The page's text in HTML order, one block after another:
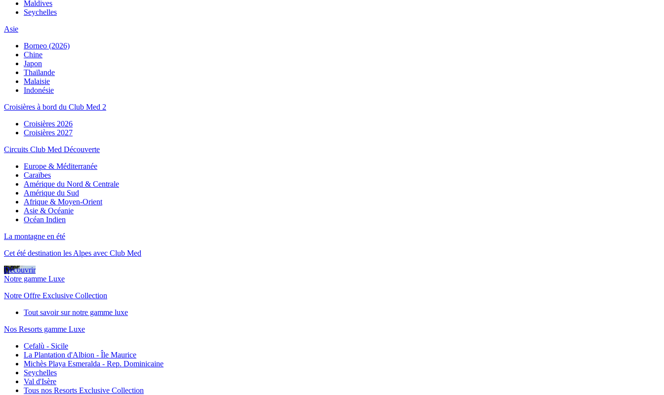
Maldives
Seychelles
Asie
Borneo (2026)
Chine
Japon
Thaïlande
Malaisie
Indonésie
Croisières à bord du Club Med 2
Croisières 2026
Croisières 2027
Circuits Club Med Découverte
Europe & Méditerranée
Caraïbes
Amérique du Nord & Centrale
Amérique du Sud
Afrique & Moyen-Orient
Asie & Océanie
Océan Indien
La montagne en été
Cet été destination les Alpes avec Club Med
Découvrir
Notre gamme Luxe
Notre Offre Exclusive Collection
Tout savoir sur notre gamme luxe
Nos Resorts gamme Luxe
Cefalù - Sicile
La Plantation d'Albion - Île Maurice
Michès Playa Esmeralda - Rep. Dominicaine
Seychelles
Val d'Isère
Tous nos Resorts Exclusive Collection